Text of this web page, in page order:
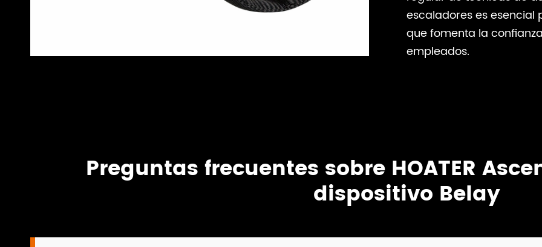
escaladores es esencial
que fomenta la
empleados.
Preguntas frecuentes sobre HOATER
dispositivo Belay